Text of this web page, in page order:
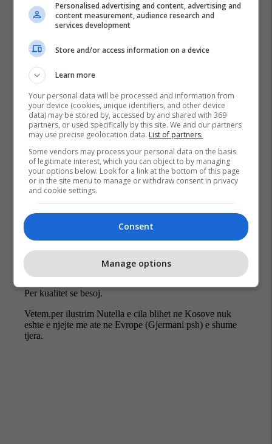
Al Petrol Shell Formula 1
Personalised advertising and content, advertising and
content measurement, audience research and
services development
Store and/or access information on a device
Learn more
Your personal data will be processed and information from
your device (cookies, unique identifiers, and other device
data) may be stored by, accessed by and shared with 369
partners, or used specifically by this site. We and our partners
may use precise geolocation data. List of partners.
Some vendors may process your personal data on the basis
of legitimate interest, which you can object to by managing
your options below. Look for a link at the bottom of this page
or in the site menu to manage or withdraw consent in privacy
and cookie settings.
Consent
Manage options